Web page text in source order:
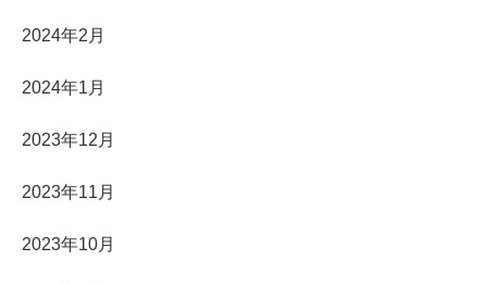
2024年2月
2024年1月
2023年12月
2023年11月
2023年10月